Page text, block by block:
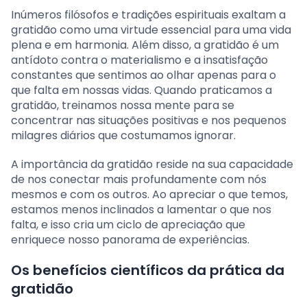
Inúmeros filósofos e tradições espirituais exaltam a
gratidão como uma virtude essencial para uma vida
plena e em harmonia. Além disso, a gratidão é um
antídoto contra o materialismo e a insatisfação
constantes que sentimos ao olhar apenas para o
que falta em nossas vidas. Quando praticamos a
gratidão, treinamos nossa mente para se
concentrar nas situações positivas e nos pequenos
milagres diários que costumamos ignorar.
A importância da gratidão reside na sua capacidade
de nos conectar mais profundamente com nós
mesmos e com os outros. Ao apreciar o que temos,
estamos menos inclinados a lamentar o que nos
falta, e isso cria um ciclo de apreciação que
enriquece nosso panorama de experiências.
Os benefícios científicos da prática da
gratidão